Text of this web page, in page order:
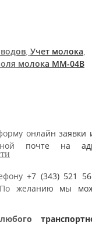
Учет молока
молока ММ-04В
онлайн заявки
почте на
+7 (343) 521
По желанию мы